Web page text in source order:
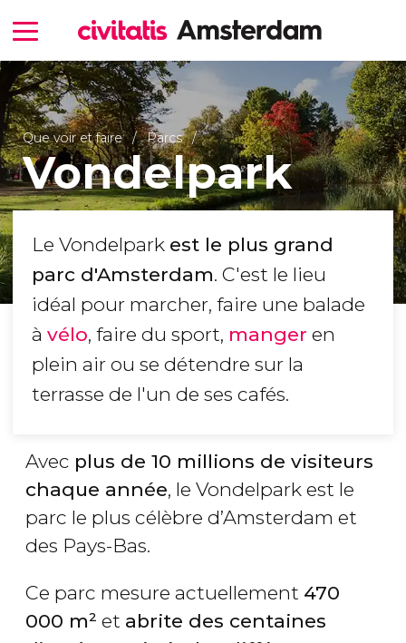
Que voir et faire Parcs
Vondelpark
Le Vondelpark est le plus grand
parc d'Amsterdam. C'est le lieu
idéal pour marcher, faire une balade
à vélo, faire du sport, manger en
plein air ou se détendre sur la
terrasse de l'un de ses cafés.
Avec plus de 10 millions de visiteurs
chaque année, le Vondelpark est le
parc le plus célèbre d’Amsterdam et
des Pays-Bas.
Ce parc mesure actuellement 470
000 m² et abrite des centaines